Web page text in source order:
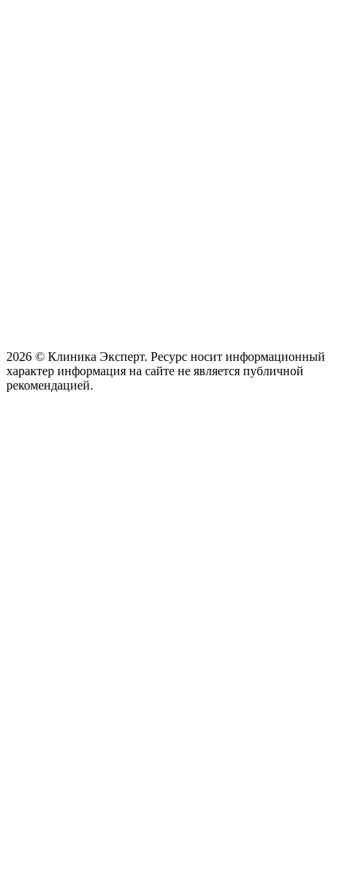
2026 © Клиника Эксперт. Ресурс носит информационный
характер информация на сайте не является публичной
рекомендацией.